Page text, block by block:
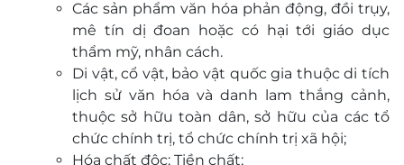
Các sản phẩm văn hóa phản động, đồi trụy,
mê tín dị đoan hoặc có hại tới giáo dục
thẩm mỹ, nhân cách.
Di vật, cổ vật, bảo vật quốc gia thuộc di tích
lịch sử văn hóa và danh lam thắng cảnh,
thuộc sở hữu toàn dân, sở hữu của các tổ
chức chính trị, tổ chức chính trị xã hội;
Hóa chất độc; Tiền chất;